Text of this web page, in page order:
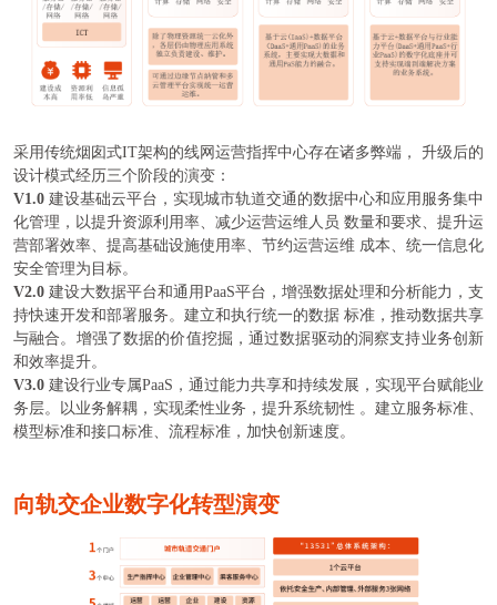
采用传统烟囱式IT架构的线网运营指挥中心存在诸多弊端， 升级后的
设计模式经历三个阶段的演变：
V1.0 建设基础云平台，实现城市轨道交通的数据中心和应用服务集中
化管理，以提升资源利用率、减少运营运维人员 数量和要求、提升运
营部署效率、提高基础设施使用率、节约运营运维 成本、统一信息化
安全管理为目标。
V2.0 建设大数据平台和通用PaaS平台，增强数据处理和分析能力，支
持快速开发和部署服务。建立和执行统一的数据 标准，推动数据共享
与融合。增强了数据的价值挖掘，通过数据驱动的洞察支持业务创新
和效率提升。
V3.0 建设行业专属PaaS，通过能力共享和持续发展，实现平台赋能业
务层。以业务解耦，实现柔性业务，提升系统韧性 。建立服务标准、
模型标准和接口标准、流程标准，加快创新速度。
向轨交企业数字化转型演变